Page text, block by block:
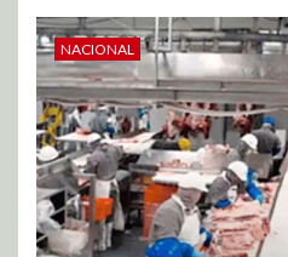
NACIONAL